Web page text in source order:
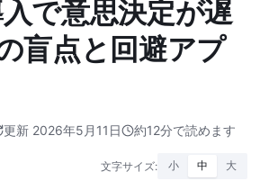
で意思決定が遅
盲点と回避アプ
更新 2026年5月11日 約12分で読めます
文字サイズ: 小 中 大